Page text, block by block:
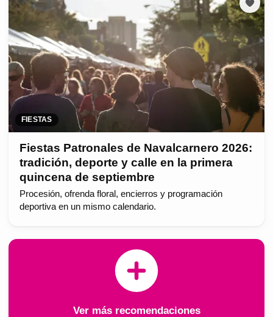
FIESTAS
Fiestas Patronales de Navalcarnero 2026:
tradición, deporte y calle en la primera
quincena de septiembre
Procesión, ofrenda floral, encierros y programación
deportiva en un mismo calendario.
Ver más recomendaciones